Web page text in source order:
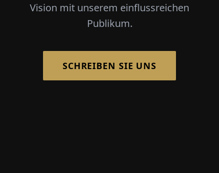
Vision mit unserem einflussreichen
Publikum.
SCHREIBEN SIE UNS